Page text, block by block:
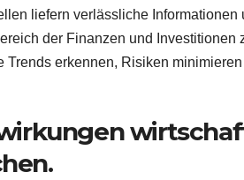
liefern verlässliche Informationen
der Finanzen und Investitionen
erkennen, Risiken